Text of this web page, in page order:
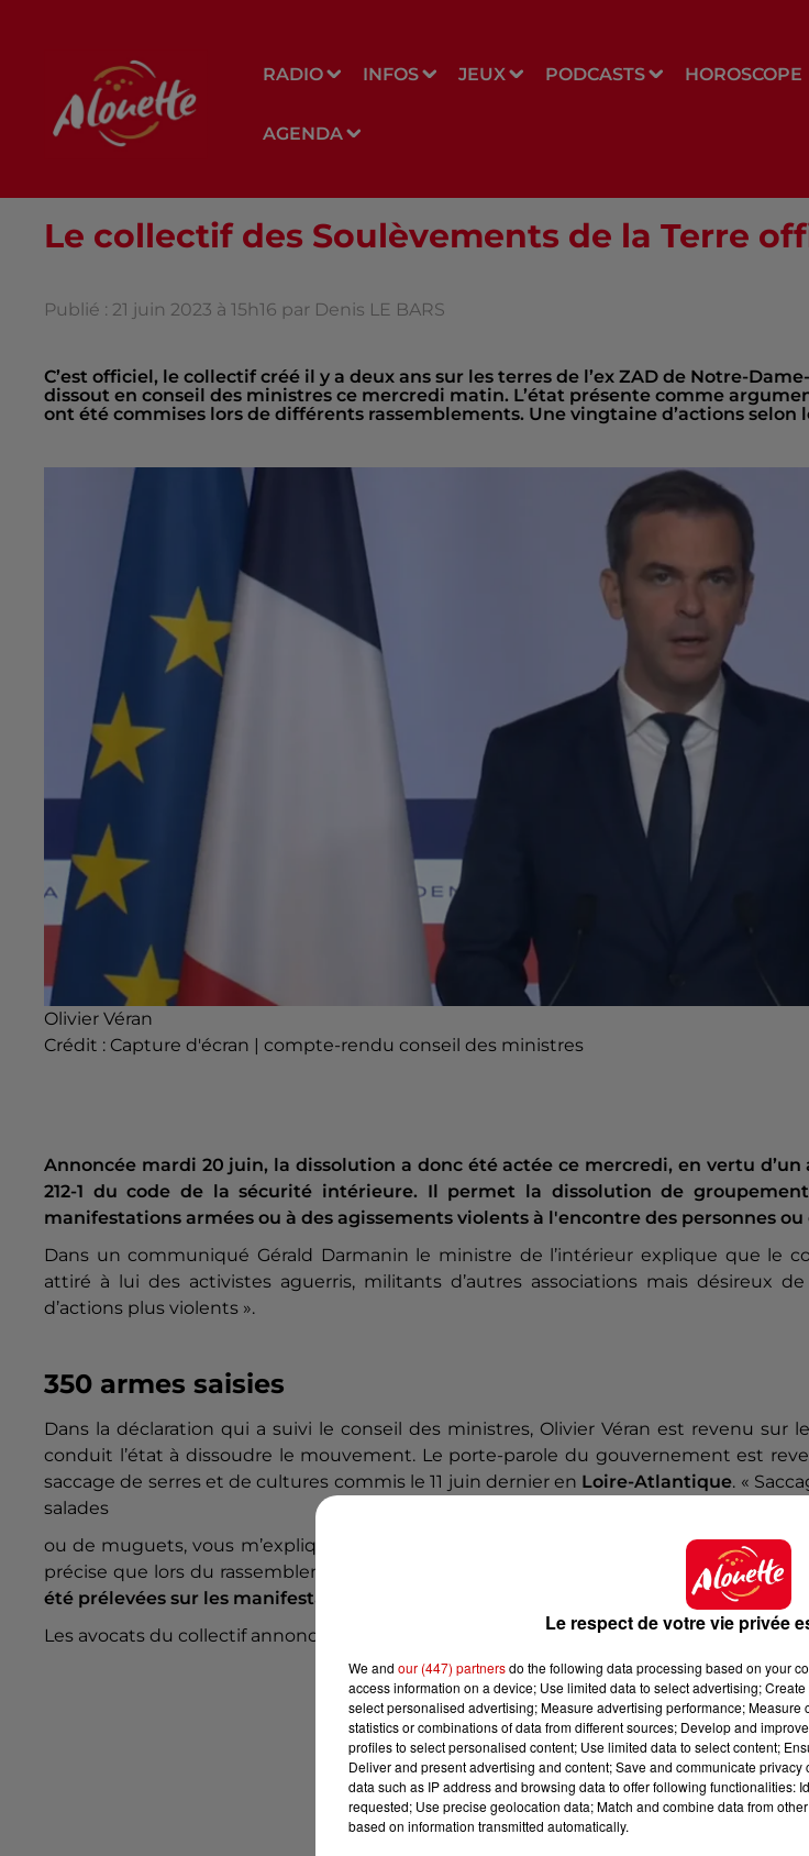
RADIO INFOS JEUX PODCASTS HOROSCOPE
AGENDA
Le collectif des Soulèvements de la Terre
Publié : 21 juin 2023 à 15h16 par Denis LE BARS
C’est officiel, le collectif créé il y a deux ans sur les terres de l’ex ZAD de Notre-
dissout en conseil des ministres ce mercredi matin. L’état présente comme
ont été commises lors de différents rassemblements. Une vingtaine d’actions selon
Olivier Véran
Crédit : Capture d'écran | compte-rendu conseil des ministres
Annoncée mardi 20 juin, la dissolution a donc été actée ce mercredi, en vertu d’un
212-1 du code de la sécurité intérieure. Il permet la dissolution de
manifestations armées ou à des agissements violents à l'encontre des personnes ou
Dans un communiqué Gérald Darmanin le ministre de l’intérieur explique que le
attiré à lui des activistes aguerris, militants d’autres associations mais désireux
d’actions plus violents ».
350 armes saisies
Dans la déclaration qui a suivi le conseil des ministres, Olivier Véran est revenu sur
conduit l’état à dissoudre le mouvement. Le porte-parole du gouvernement est
saccage de serres et de cultures commis le 11 juin dernier en Loire-Atlantique. «
salades
ou de muguets, vous m’expliquerez en quoi c’est servir la planète que de faire cela
précise que lors du rassemblement contre le projet de tunnel ferroviaire entre Lyon
été prélevées sur les manifestants.
Les avocats du collectif annoncent un recours contre la dissolution.
Le respect de votre vie privée
We and our (447) partnersdo the following data processing based on your
access information on a device; Use limited data to select advertising;
select personalised advertising; Measure advertising performance;
statistics or combinations of data from different sources; Develop and
profiles to select personalised content; Use limited data to select content;
Deliver and present advertising and content; Save and communicate
data such as IP address and browsing data to offer following functionalities:
requested; Use precise geolocation data; Match and combine data from
based on information transmitted automatically.